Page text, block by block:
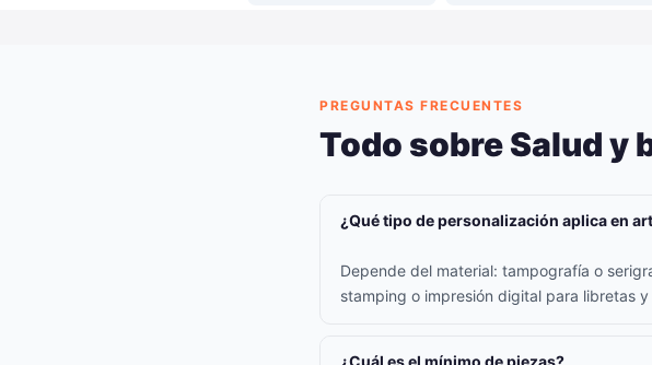
PREGUNTAS FRECUENTES
Todo sobre Salud y
¿Qué tipo de personalización aplica en
Depende del material: tampografía o
stamping o impresión digital para libretas
¿Cuál es el mínimo de piezas?